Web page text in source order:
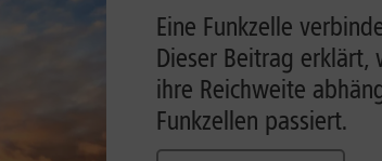
Eine Funkzelle
Dieser Beitrag erklärt,
ihre Reichweite
Funkzellen passiert.